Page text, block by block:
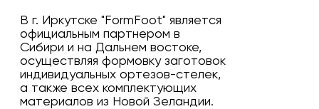
В г. Иркутске "FormFoot" является
официальным партнером в
Сибири и на Дальнем востоке,
осуществляя формовку заготовок
индивидуальных ортезов-стелек,
а также всех комплектующих
материалов из Новой Зеландии.